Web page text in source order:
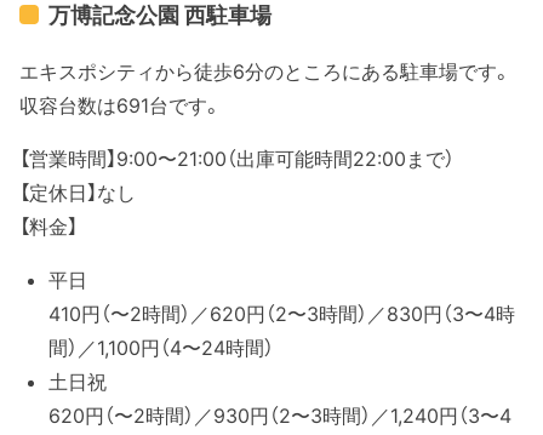
万博記念公園 西駐車場
エキスポシティから徒歩6分のところにある駐車場です。
収容台数は691台です。
【営業時間】9:00〜21:00（出庫可能時間22:00まで）
【定休日】なし
【料金】
平日
410円（〜2時間）／620円（2〜3時間）／830円（3〜4時
間）／1,100円（4〜24時間）
土日祝
620円（〜2時間）／930円（2〜3時間）／1,240円（3〜4